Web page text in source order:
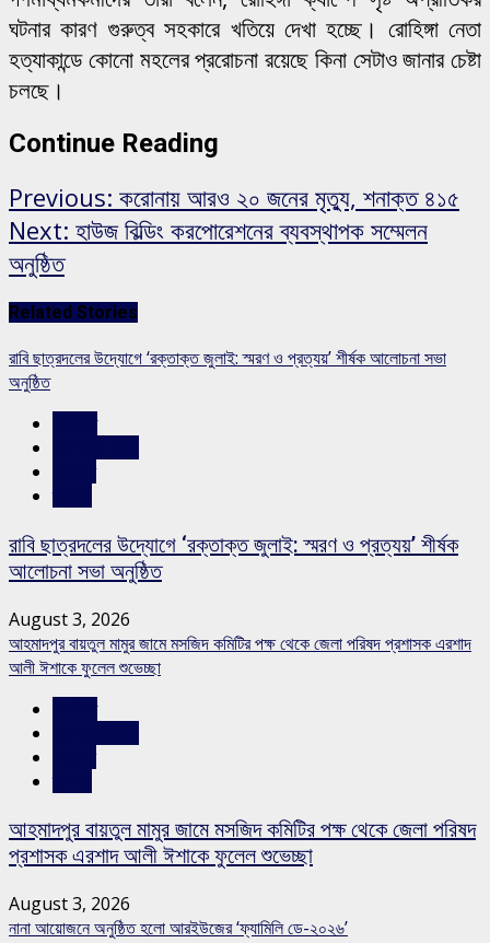
ঘটনার কারণ গুরুত্ব সহকারে খতিয়ে দেখা হচ্ছে। রোহিঙ্গা নেতা
হত্যাকান্ডে কোনো মহলের প্ররোচনা রয়েছে কিনা সেটাও জানার চেষ্টা
চলছে।
Continue Reading
Previous: করোনায় আরও ২০ জনের মৃত্যু, শনাক্ত ৪১৫
Next: হাউজ বিল্ডিং করপোরেশনের ব্যবস্থাপক সম্মেলন
অনুষ্ঠিত
Related Stories
রাবি ছাত্রদলের উদ্যোগে ‘রক্তাক্ত জুলাই: স্মরণ ও প্রত্যয়’ শীর্ষক আলোচনা সভা
অনুষ্ঠিত
রাবি ছাত্রদলের উদ্যোগে ‘রক্তাক্ত জুলাই: স্মরণ ও প্রত্যয়’ শীর্ষক
আলোচনা সভা অনুষ্ঠিত
August 3, 2026
আহমাদপুর বায়তুল মামুর জামে মসজিদ কমিটির পক্ষ থেকে জেলা পরিষদ প্রশাসক এরশাদ
আলী ঈশাকে ফুলেল শুভেচ্ছা
আহমাদপুর বায়তুল মামুর জামে মসজিদ কমিটির পক্ষ থেকে জেলা পরিষদ
প্রশাসক এরশাদ আলী ঈশাকে ফুলেল শুভেচ্ছা
August 3, 2026
নানা আয়োজনে অনুষ্ঠিত হলো আরইউজের ‘ফ্যামিলি ডে-২০২৬’